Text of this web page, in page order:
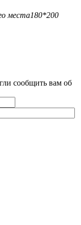
места180*200
сообщить вам об